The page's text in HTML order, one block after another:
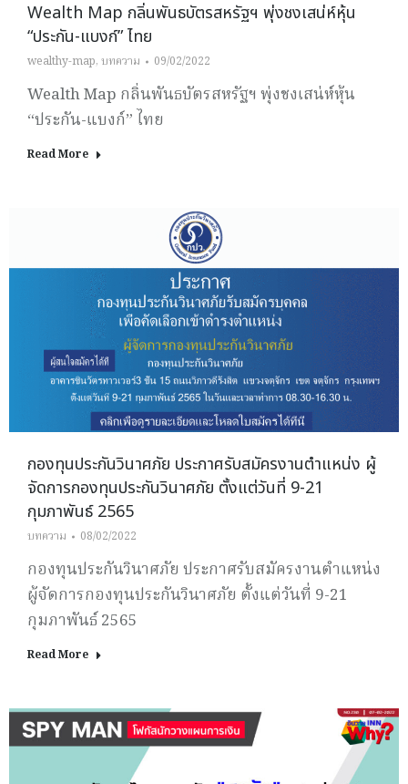
Wealth Map กลิ่นพันธบัตรสหรัฐฯ พุ่งชงเสน่ห์หุ้น
“ประกัน-แบงก์” ไทย
wealthy-map, บทความ 09/02/2022
Wealth Map กลิ่นพันธบัตรสหรัฐฯ พุ่งชงเสน่ห์หุ้น
“ประกัน-แบงก์” ไทย
Read More
กองทุนประกันวินาศภัย ประกาศรับสมัครงานตำแหน่ง ผู้
จัดการกองทุนประกันวินาศภัย ตั้งแต่วันที่ 9-21
กุมภาพันธ์ 2565
บทความ 08/02/2022
กองทุนประกันวินาศภัย ประกาศรับสมัครงานตำแหน่ง
ผู้จัดการกองทุนประกันวินาศภัย ตั้งแต่วันที่ 9-21
กุมภาพันธ์ 2565
Read More